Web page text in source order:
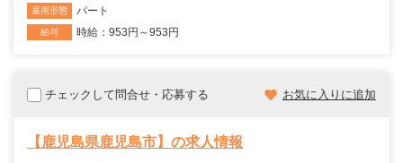
雇用形態 パート
給与 時給：953円～953円
チェックして問合せ・応募する お気に入りに追加
【鹿児島県鹿児島市】の求人情報